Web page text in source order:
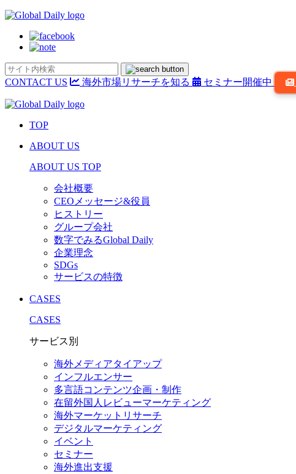
CONTACT US 海外市場リサーチを知る セミナー開催中
TOP
ABOUT US
ABOUT US TOP
会社概要
CEOメッセージ&役員
ヒストリー
グループ会社
数字でみるGlobal Daily
企業理念
SDGs
サービスの特徴
CASES
CASES
サービス別
海外メディアタイアップ
インフルエンサー
多言語コンテンツ企画・制作
在留外国⼈レビューマーケティング
海外マーケットリサーチ
デジタルマーケティング
イベント
セミナー
海外進出支援